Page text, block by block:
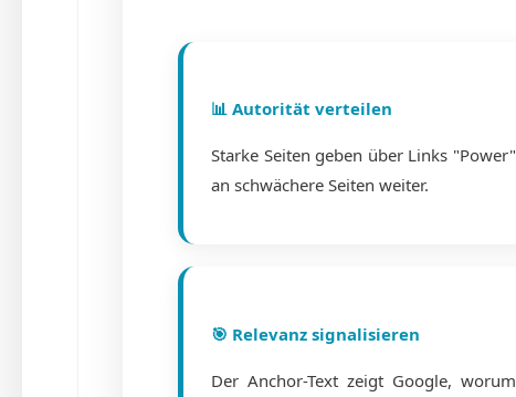
📊 Autorität verteilen
Starke Seiten geben über Links "Power"
an schwächere Seiten weiter.
🎯 Relevanz signalisieren
Der Anchor-Text zeigt Google, worum